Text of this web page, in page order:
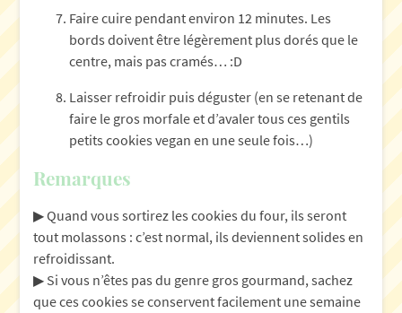
Faire cuire pendant environ 12 minutes. Les
bords doivent être légèrement plus dorés que le
centre, mais pas cramés… :D
Laisser refroidir puis déguster (en se retenant de
faire le gros morfale et d’avaler tous ces gentils
petits cookies vegan en une seule fois…)
Remarques
▶︎ Quand vous sortirez les cookies du four, ils seront
tout molassons : c’est normal, ils deviennent solides en
refroidissant.
▶︎ Si vous n’êtes pas du genre gros gourmand, sachez
que ces cookies se conservent facilement une semaine